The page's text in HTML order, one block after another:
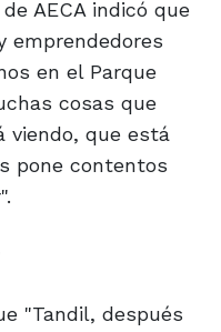
AECA indicó que
emprendedores
en el Parque
cosas que
viendo, que está
pone contentos
"Tandil, después